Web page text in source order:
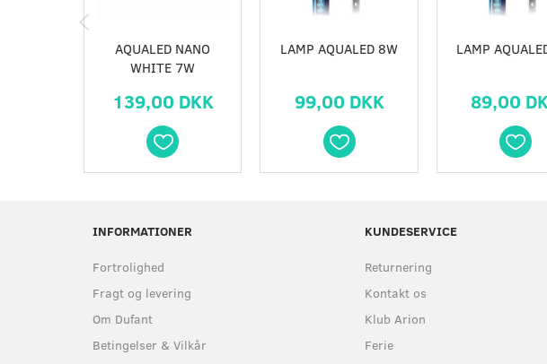
AQUALED NANO
WHITE 7W
139,00 DKK
LAMP AQUALED 8W
99,00 DKK
LAMP
89,00
INFORMATIONER
Fortrolighed
Fragt og levering
Om Dufant
Betingelser & Vilkår
KUNDESERVICE
Returnering
Kontakt os
Klub Arion
Ferie